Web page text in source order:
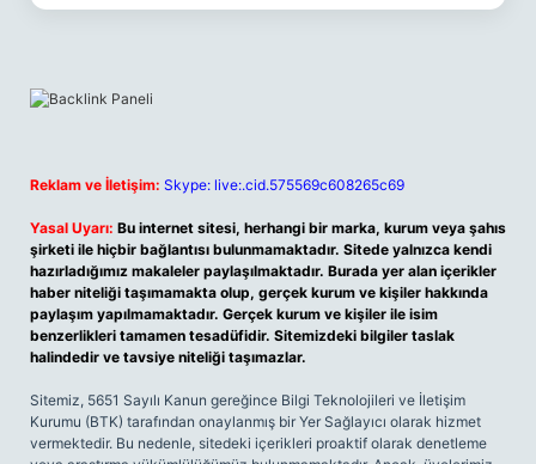
Reklam ve İletişim: Skype: live:.cid.575569c608265c69
Yasal Uyarı: Bu internet sitesi, herhangi bir marka, kurum veya şahıs
şirketi ile hiçbir bağlantısı bulunmamaktadır. Sitede yalnızca kendi
hazırladığımız makaleler paylaşılmaktadır. Burada yer alan içerikler
haber niteliği taşımamakta olup, gerçek kurum ve kişiler hakkında
paylaşım yapılmamaktadır. Gerçek kurum ve kişiler ile isim
benzerlikleri tamamen tesadüfidir. Sitemizdeki bilgiler taslak
halindedir ve tavsiye niteliği taşımazlar.
Sitemiz, 5651 Sayılı Kanun gereğince Bilgi Teknolojileri ve İletişim
Kurumu (BTK) tarafından onaylanmış bir Yer Sağlayıcı olarak hizmet
vermektedir. Bu nedenle, sitedeki içerikleri proaktif olarak denetleme